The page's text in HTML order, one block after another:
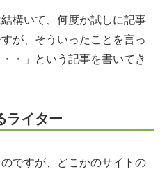
構いて、何度か試しに記事
が、そういったことを言っ
・」という記事を書いてき
ライター
ですが、どこかのサイトの